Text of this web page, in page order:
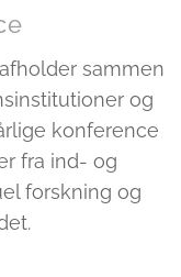
sammen
og
konference
fra ind- og
forskning og